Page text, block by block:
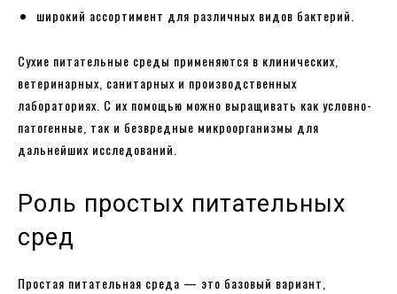
широкий ассортимент для различных видов бактерий.
Сухие питательные среды применяются в клинических,
ветеринарных, санитарных и производственных
лабораториях. С их помощью можно выращивать как условно-
патогенные, так и безвредные микроорганизмы для
дальнейших исследований.
Роль простых питательных
сред
Простая питательная среда — это базовый вариант,